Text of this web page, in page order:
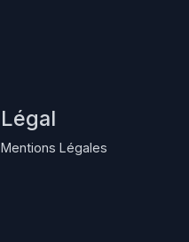
Légal
Mentions Légales